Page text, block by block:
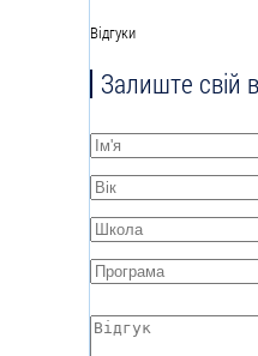
Відгуки
Залиште свій
Ім'я*
Вік*
Школа*
Програма*
Відгук*